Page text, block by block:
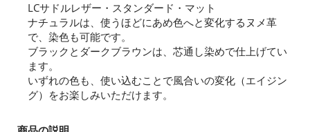
LCサドルレザー・スタンダード・マット
ナチュラルは、使うほどにあめ色へと変化するヌメ革
で、染色も可能です。
ブラックとダークブラウンは、芯通し染めで仕上げてい
ます。
いずれの色も、使い込むことで風合いの変化（エイジン
グ）をお楽しみいただけます。